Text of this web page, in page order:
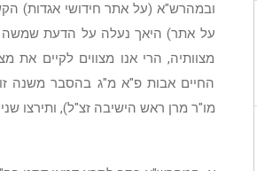
ובמהרש"א (על אתר חידושי אגדות)
על אתר) היאך נעלה על הדעת שמשה
מצוותיה, הרי אנו מצווים לקיים
החיים אבות פ"א מ"ג בהסבר משנה
מו"ר מרן ראש הישיבה זצ"ל), ותירצו שני